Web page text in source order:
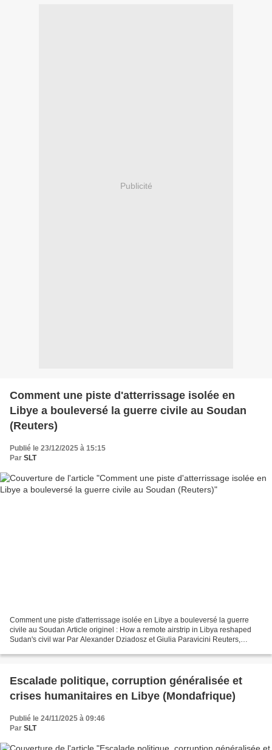
Publicité
Comment une piste d'atterrissage isolée en
Libye a bouleversé la guerre civile au Soudan
(Reuters)
Publié le 23/12/2025 à 15:15
Par SLT
Comment une piste d'atterrissage isolée en Libye a bouleversé la guerre
civile au Soudan Article originel : How a remote airstrip in Libya reshaped
Sudan's civil war Par Alexander Dziadosz et Giulia Paravicini Reuters,
Escalade politique, corruption généralisée et
crises humanitaires en Libye (Mondafrique)
Publié le 24/11/2025 à 09:46
Par SLT